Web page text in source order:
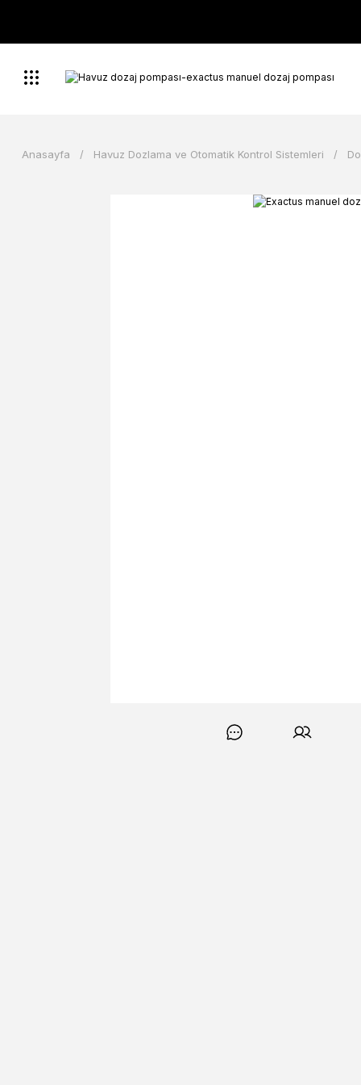
Anasayfa Havuz Dozlama ve Otomatik Kontrol Sistemleri